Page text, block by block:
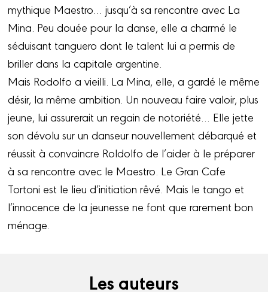
mythique Maestro… jusqu’à sa rencontre avec La
Mina. Peu douée pour la danse, elle a charmé le
séduisant tanguero dont le talent lui a permis de
briller dans la capitale argentine.
Mais Rodolfo a vieilli. La Mina, elle, a gardé le même
désir, la même ambition. Un nouveau faire valoir, plus
jeune, lui assurerait un regain de notoriété… Elle jette
son dévolu sur un danseur nouvellement débarqué et
réussit à convaincre Roldolfo de l’aider à le préparer
à sa rencontre avec le Maestro. Le Gran Cafe
Tortoni est le lieu d’initiation rêvé. Mais le tango et
l’innocence de la jeunesse ne font que rarement bon
ménage.
Les auteurs